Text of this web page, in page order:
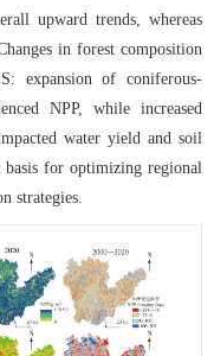
upward trends, whereas
in forest composition
expansion of coniferous-
NPP, while increased
water yield and soil
for optimizing regional
strategies.